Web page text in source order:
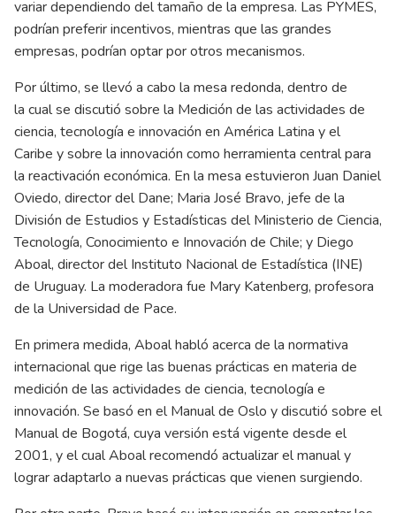
variar dependiendo del tamaño de la empresa. Las PYMES,
podrían preferir incentivos, mientras que las grandes
empresas, podrían optar por otros mecanismos.
Por último, se llevó a cabo la mesa redonda, dentro de
la cual se discutió sobre la Medición de las actividades de
ciencia, tecnología e innovación en América Latina y el
Caribe y sobre la innovación como herramienta central para
la reactivación económica. En la mesa estuvieron Juan Daniel
Oviedo, director del Dane; Maria José Bravo, jefe de la
División de Estudios y Estadísticas del Ministerio de Ciencia,
Tecnología, Conocimiento e Innovación de Chile; y Diego
Aboal, director del Instituto Nacional de Estadística (INE)
de Uruguay. La moderadora fue Mary Katenberg, profesora
de la Universidad de Pace.
En primera medida, Aboal habló acerca de la normativa
internacional que rige las buenas prácticas en materia de
medición de las actividades de ciencia, tecnología e
innovación. Se basó en el Manual de Oslo y discutió sobre el
Manual de Bogotá, cuya versión está vigente desde el
2001, y el cual Aboal recomendó actualizar el manual y
lograr adaptarlo a nuevas prácticas que vienen surgiendo.